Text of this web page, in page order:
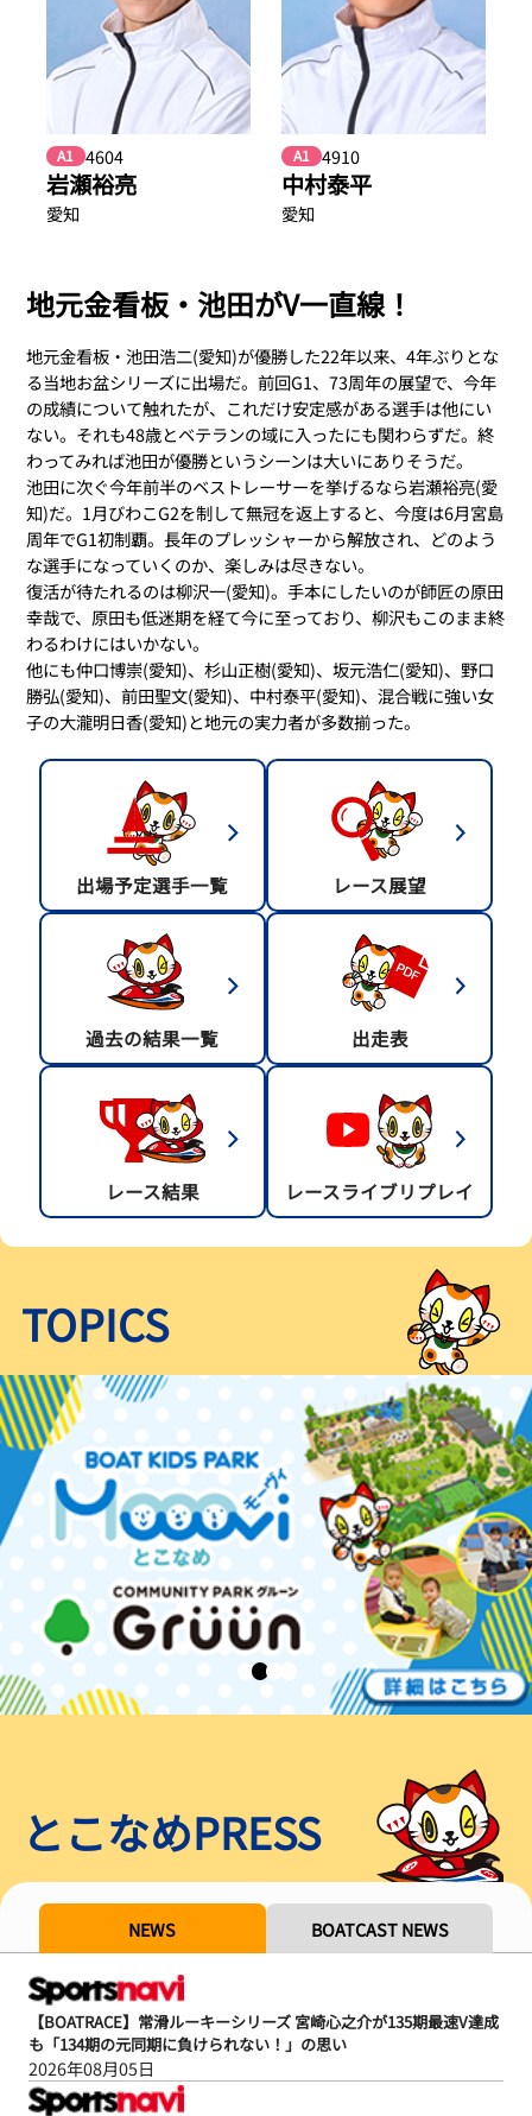
A1 4604
岩瀬裕亮
愛知
A1 4910
中村泰平
愛知
地元金看板・池田がV一直線！
地元金看板・池田浩二(愛知)が優勝した22年以来、4年ぶりとな
る当地お盆シリーズに出場だ。前回G1、73周年の展望で、今年
の成績について触れたが、これだけ安定感がある選手は他にい
ない。それも48歳とベテランの域に入ったにも関わらずだ。終
わってみれば池田が優勝というシーンは大いにありそうだ。
池田に次ぐ今年前半のベストレーサーを挙げるなら岩瀬裕亮(愛
知)だ。1月びわこG2を制して無冠を返上すると、今度は6月宮島
周年でG1初制覇。長年のプレッシャーから解放され、どのよう
な選手になっていくのか、楽しみは尽きない。
復活が待たれるのは柳沢一(愛知)。手本にしたいのが師匠の原田
幸哉で、原田も低迷期を経て今に至っており、柳沢もこのまま終
わるわけにはいかない。
他にも仲口博崇(愛知)、杉山正樹(愛知)、坂元浩仁(愛知)、野口
勝弘(愛知)、前田聖文(愛知)、中村泰平(愛知)、混合戦に強い女
子の大瀧明日香(愛知)と地元の実力者が多数揃った。
出場予定選手一覧 レース展望
過去の結果一覧 出走表
レース結果 レースライブリプレイ
TOPICS
とこなめPRESS
NEWS BOATCAST NEWS
【BOATRACE】常滑ルーキーシリーズ 宮崎心之介が135期最速V達成
も「134期の元同期に負けられない！」の思い
2026年08月05日